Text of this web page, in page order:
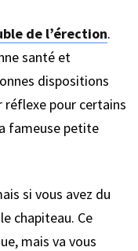
de l’érection.
santé et
dispositions
réflexe pour certains
fameuse petite
si vous avez du
chapiteau. Ce
mais va vous